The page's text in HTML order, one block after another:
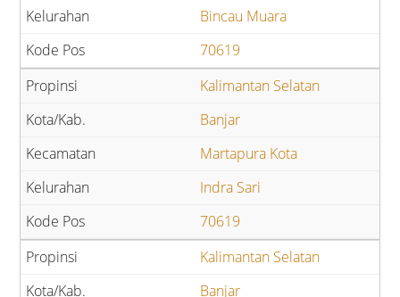
Bincau Muara
70619
Kalimantan Selatan
Banjar
Martapura Kota
Indra Sari
70619
Kalimantan Selatan
Banjar